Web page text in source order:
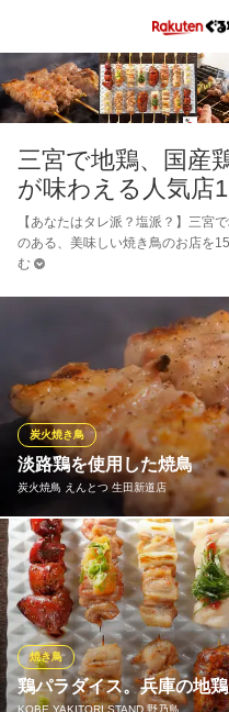
三宮で地鶏、国産
が味わえる人気店
【あなたはタレ派？塩派？】三宮
のある、美味しい焼き鳥のお店を
む
淡路鶏を使用した焼鳥
炭火焼鳥 えんとつ 生田新道店
炭火焼き鳥
焼鳥には朝引きした新鮮な兵
職人が丁寧に串打ちをし、備
な一本です。遠赤外線と近赤
香ばしく、中はふわっとした
「心残り」などの希少部位も
炭火焼鳥 えんとつ 生田新
鶏パラダイス。兵庫の地
KOBE YAKITORI STAND 野乃鳥
焼き鳥